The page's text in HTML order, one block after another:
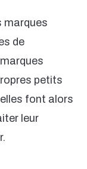
marques
de
petits
font alors
leur